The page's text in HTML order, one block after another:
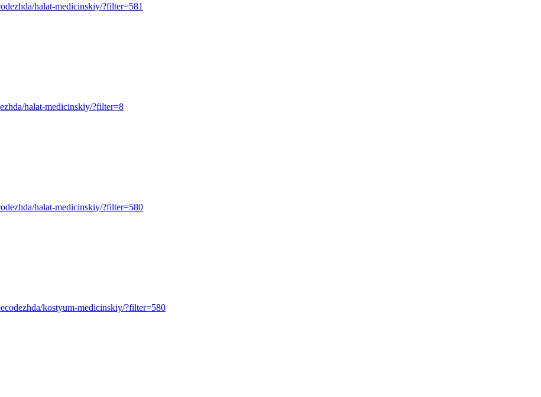
halat-medicinskiy/?filter=581
halat-medicinskiy/?filter=8
halat-medicinskiy/?filter=580
kostyum-medicinskiy/?filter=580